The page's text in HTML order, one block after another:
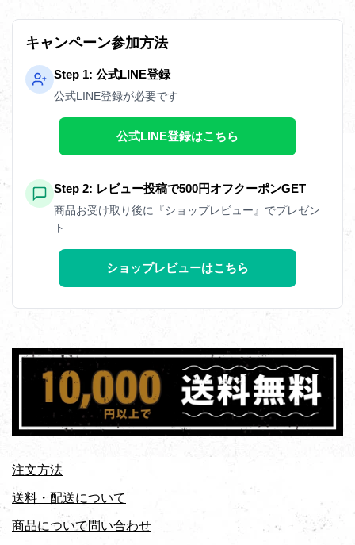
キャンペーン参加方法
Step 1: 公式LINE登録
公式LINE登録が必要です
公式LINE登録はこちら
Step 2: レビュー投稿で500円オフクーポンGET
商品お受け取り後に『ショップレビュー』でプレゼン
ト
ショップレビューはこちら
注文方法
送料・配送について
商品について問い合わせ